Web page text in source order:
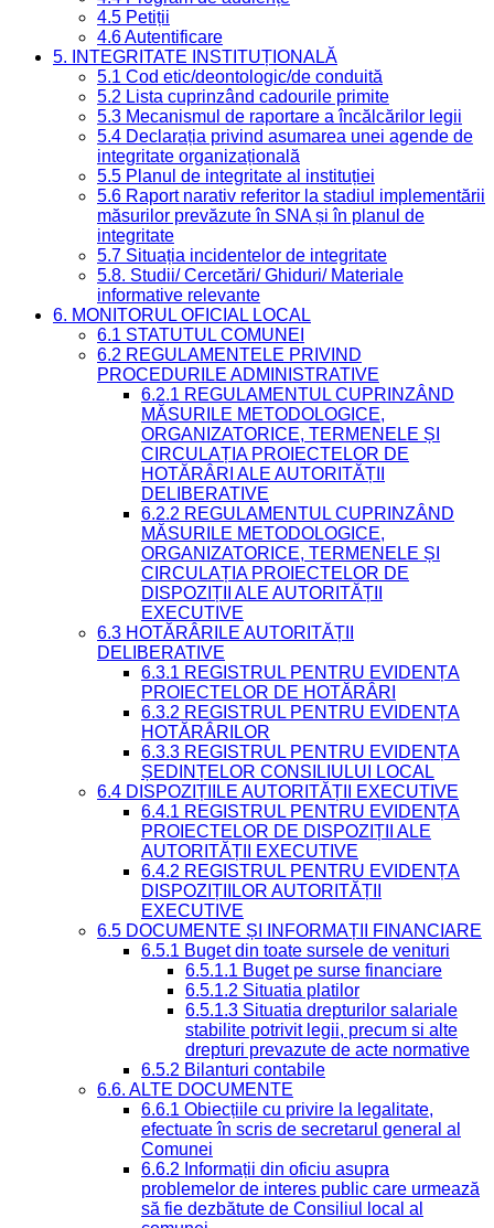
4.5 Petiții
4.6 Autentificare
5. INTEGRITATE INSTITUȚIONALĂ
5.1 Cod etic/deontologic/de conduită
5.2 Lista cuprinzând cadourile primite
5.3 Mecanismul de raportare a încălcărilor legii
5.4 Declarația privind asumarea unei agende de
integritate organizațională
5.5 Planul de integritate al instituției
5.6 Raport narativ referitor la stadiul implementării
măsurilor prevăzute în SNA și în planul de
integritate
5.7 Situația incidentelor de integritate
5.8. Studii/ Cercetări/ Ghiduri/ Materiale
informative relevante
6. MONITORUL OFICIAL LOCAL
6.1 STATUTUL COMUNEI
6.2 REGULAMENTELE PRIVIND
PROCEDURILE ADMINISTRATIVE
6.2.1 REGULAMENTUL CUPRINZÂND
MĂSURILE METODOLOGICE,
ORGANIZATORICE, TERMENELE ȘI
CIRCULAȚIA PROIECTELOR DE
HOTĂRÂRI ALE AUTORITĂȚII
DELIBERATIVE
6.2.2 REGULAMENTUL CUPRINZÂND
MĂSURILE METODOLOGICE,
ORGANIZATORICE, TERMENELE ȘI
CIRCULAȚIA PROIECTELOR DE
DISPOZIȚII ALE AUTORITĂȚII
EXECUTIVE
6.3 HOTĂRÂRILE AUTORITĂȚII
DELIBERATIVE
6.3.1 REGISTRUL PENTRU EVIDENȚA
PROIECTELOR DE HOTĂRÂRI
6.3.2 REGISTRUL PENTRU EVIDENȚA
HOTĂRÂRILOR
6.3.3 REGISTRUL PENTRU EVIDENȚA
ȘEDINȚELOR CONSILIULUI LOCAL
6.4 DISPOZIȚIILE AUTORITĂȚII EXECUTIVE
6.4.1 REGISTRUL PENTRU EVIDENȚA
PROIECTELOR DE DISPOZIȚII ALE
AUTORITĂȚII EXECUTIVE
6.4.2 REGISTRUL PENTRU EVIDENȚA
DISPOZIȚIILOR AUTORITĂȚII
EXECUTIVE
6.5 DOCUMENTE ȘI INFORMAȚII FINANCIARE
6.5.1 Buget din toate sursele de venituri
6.5.1.1 Buget pe surse financiare
6.5.1.2 Situatia platilor
6.5.1.3 Situatia drepturilor salariale
stabilite potrivit legii, precum si alte
drepturi prevazute de acte normative
6.5.2 Bilanturi contabile
6.6. ALTE DOCUMENTE
6.6.1 Obiecțiile cu privire la legalitate,
efectuate în scris de secretarul general al
Comunei
6.6.2 Informații din oficiu asupra
problemelor de interes public care urmează
să fie dezbătute de Consiliul local al